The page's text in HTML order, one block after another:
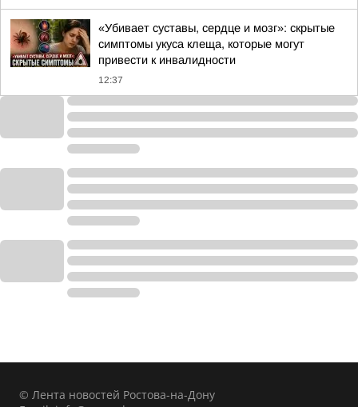
«Убивает суставы, сердце и мозг»: скрытые
симптомы укуса клеща, которые могут
привести к инвалидности
12:37
© Лента новостей Ростова-на-Дону